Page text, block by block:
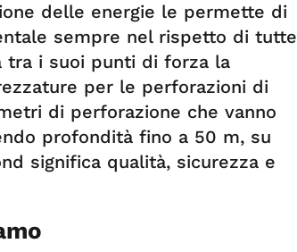
delle energie le permette di
sempre nel rispetto di tutte
tra i suoi punti di forza la
per le perforazioni di
di perforazione che vanno
profondità fino a 50 m, su
significa qualità, sicurezza e